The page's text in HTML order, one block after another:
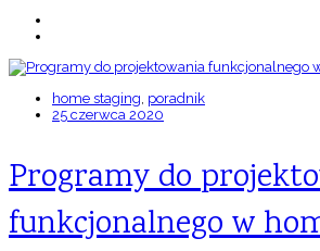
home staging, poradnik
25 czerwca 2020
Programy do
funkcjonalnego w